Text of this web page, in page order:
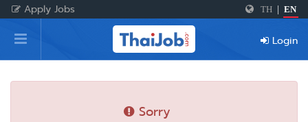
Apply Jobs TH EN
Home
Login
Register
Login
Sorry